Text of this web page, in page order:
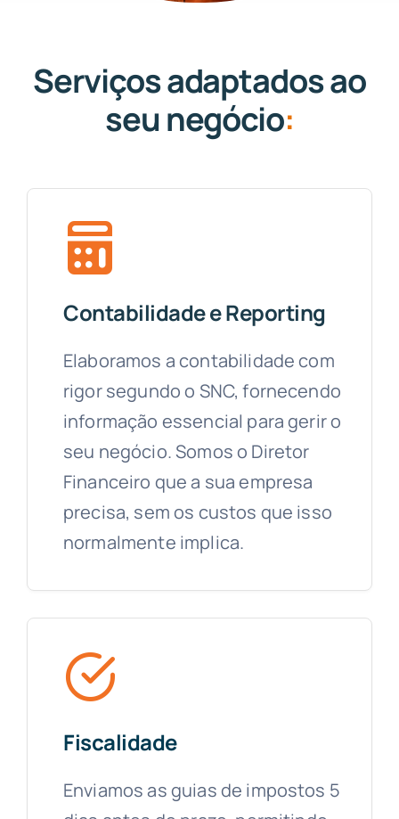
Serviços adaptados ao
seu negócio:
Contabilidade e Reporting
Elaboramos a contabilidade com
rigor segundo o SNC, fornecendo
informação essencial para gerir o
seu negócio. Somos o Diretor
Financeiro que a sua empresa
precisa, sem os custos que isso
normalmente implica.
Fiscalidade
Enviamos as guias de impostos 5